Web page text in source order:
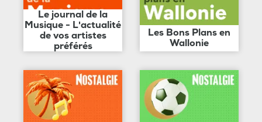
Le journal de la
Musique - L'actualité
de vos artistes
préférés
Les Bons Plans en
Wallonie